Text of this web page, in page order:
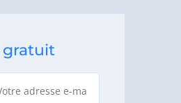
gratuit